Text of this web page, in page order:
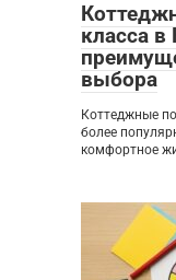
класса в
выбора
Коттеджные
более
комфортное